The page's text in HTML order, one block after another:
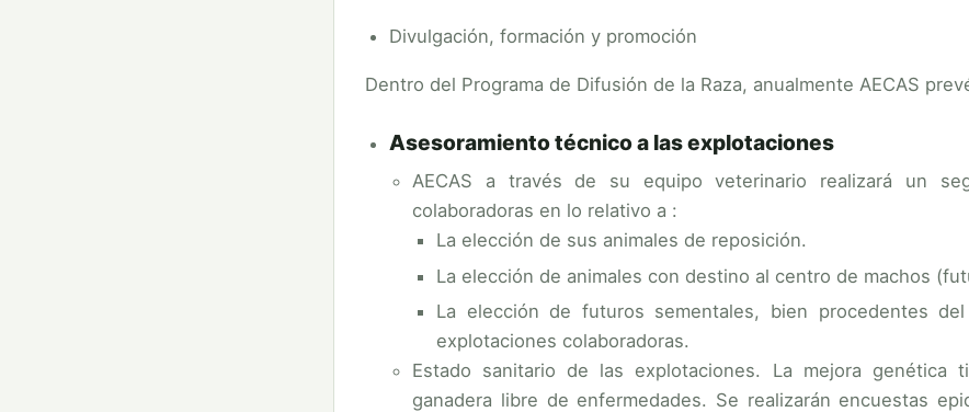
Divulgación, formación y promoción
Dentro del Programa de Difusión de la Raza, anualmente AECAS
Asesoramiento técnico a las explotaciones
AECAS a través de su equipo veterinario realizará un
colaboradoras en lo relativo a :
La elección de sus animales de reposición.
La elección de animales con destino al centro de machos
La elección de futuros sementales, bien procedentes
explotaciones colaboradoras.
Estado sanitario de las explotaciones. La mejora genética
ganadera libre de enfermedades. Se realizarán encuestas